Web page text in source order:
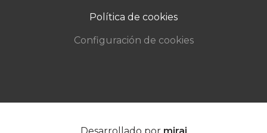
Política de cookies
Configuración de cookies